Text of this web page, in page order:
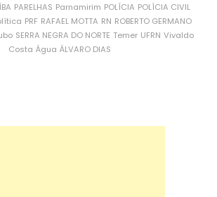
PARELHAS Parnamirim POLÍCIA POLÍCIA CIVIL
PRF RAFAEL MOTTA RN ROBERTO GERMANO
SERRA NEGRA DO NORTE Temer UFRN Vivaldo
Costa Água ÁLVARO DIAS